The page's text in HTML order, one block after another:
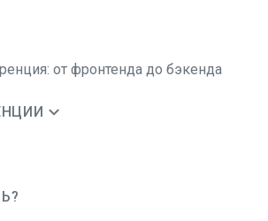
от фронтенда до бэкенда